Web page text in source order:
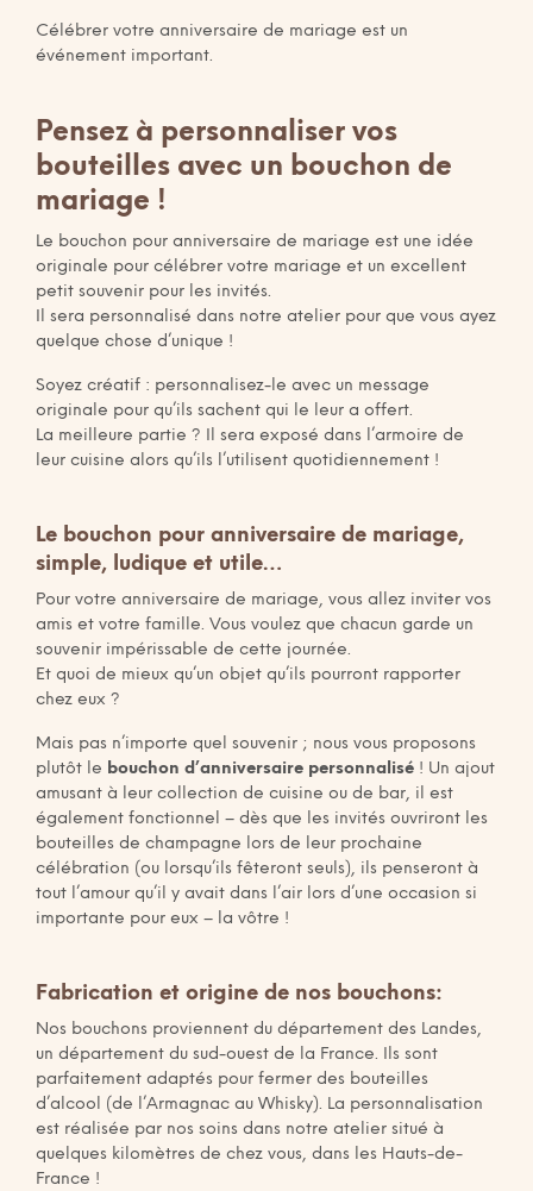
Célébrer votre anniversaire de mariage est un
événement important.
Pensez à personnaliser vos
bouteilles avec un bouchon de
mariage !
Le bouchon pour anniversaire de mariage est une idée
originale pour célébrer votre mariage et un excellent
petit souvenir pour les invités.
Il sera personnalisé dans notre atelier pour que vous ayez
quelque chose d’unique !
Soyez créatif : personnalisez-le avec un message
originale pour qu’ils sachent qui le leur a offert.
La meilleure partie ? Il sera exposé dans l’armoire de
leur cuisine alors qu’ils l’utilisent quotidiennement !
Le bouchon pour anniversaire de mariage,
simple, ludique et utile…
Pour votre anniversaire de mariage, vous allez inviter vos
amis et votre famille. Vous voulez que chacun garde un
souvenir impérissable de cette journée.
Et quoi de mieux qu’un objet qu’ils pourront rapporter
chez eux ?
Mais pas n’importe quel souvenir ; nous vous proposons
plutôt le bouchon d’anniversaire personnalisé ! Un ajout
amusant à leur collection de cuisine ou de bar, il est
également fonctionnel – dès que les invités ouvriront les
bouteilles de champagne lors de leur prochaine
célébration (ou lorsqu’ils fêteront seuls), ils penseront à
tout l’amour qu’il y avait dans l’air lors d’une occasion si
importante pour eux – la vôtre !
Fabrication et origine de nos bouchons:
Nos bouchons proviennent du département des Landes,
un département du sud-ouest de la France. Ils sont
parfaitement adaptés pour fermer des bouteilles
d’alcool (de l’Armagnac au Whisky). La personnalisation
est réalisée par nos soins dans notre atelier situé à
quelques kilomètres de chez vous, dans les Hauts-de-
France !